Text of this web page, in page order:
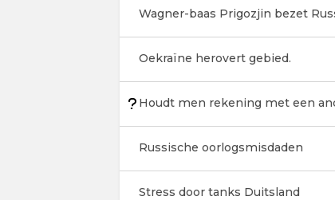
Wagner-baas Prigozjin bezet
Oekraïne herovert gebied.
Houdt men rekening met een
Russische oorlogsmisdaden
Stress door tanks Duitsland